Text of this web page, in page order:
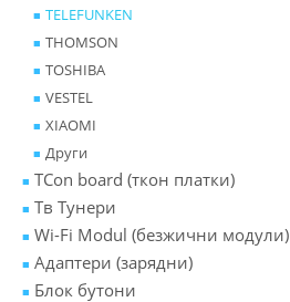
TELEFUNKEN
THOMSON
TOSHIBA
VESTEL
XIAOMI
Други
TCon board (ткон платки)
Tв Тунери
Wi-Fi Modul (безжични модули)
Адаптери (зарядни)
Блок бутони